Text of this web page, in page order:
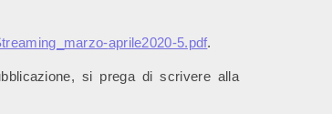
aprile2020-5.pdf.
si prega di scrivere alla